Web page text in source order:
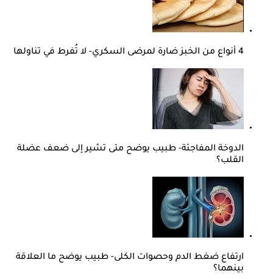
4 أنواع من الخبز ضارة لمرضى السكري- لا تُفرط في تناولها
الدوخة المفاجئة- طبيب يوضح متى تشير إلى ضعف عضلة
القلب؟
ارتفاع ضغط الدم وحصوات الكلى- طبيب يوضح ما العلاقة
بينهما؟